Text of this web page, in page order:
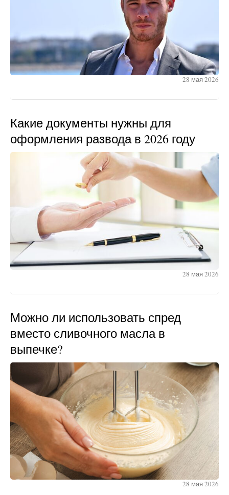
28 мая 2026
Какие документы нужны для
оформления развода в 2026 году
28 мая 2026
Можно ли использовать спред
вместо сливочного масла в
выпечке?
28 мая 2026